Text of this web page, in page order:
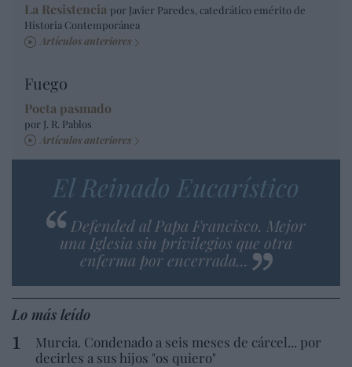
La Resistencia por Javier Paredes, catedrático emérito de
Historia Contemporánea
Artículos anteriores
Fuego
Poeta pasmado
por J. R. Pablos
Artículos anteriores
El Reinado Eucarístico
Defended al Papa Francisco. Mejor
una Iglesia sin privilegios que otra
enferma por encerrada...
Lo más leído
Murcia. Condenado a seis meses de cárcel... por
decirles a sus hijos "os quiero"